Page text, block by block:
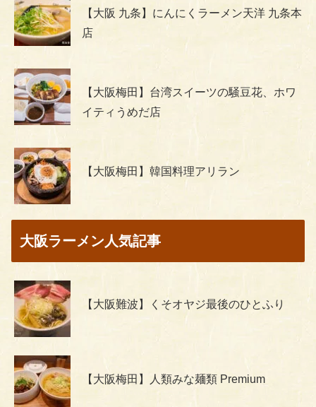
【大阪 九条】にんにくラーメン天洋 九条本
店
【大阪梅田】台湾スイーツの騒豆花、ホワ
イティうめだ店
【大阪梅田】韓国料理アリラン
大阪ラーメン人気記事
【大阪難波】くそオヤジ最後のひとふり
【大阪梅田】人類みな麺類 Premium